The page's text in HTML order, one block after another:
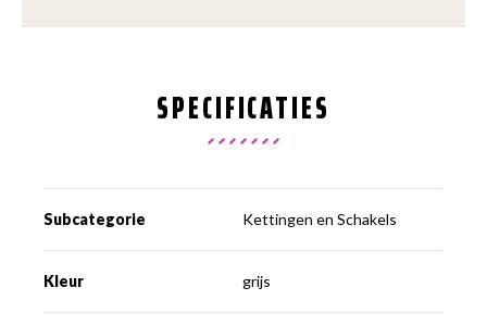
SPECIFICATIES
Subcategorie Kettingen en Schakels
Kleur grijs